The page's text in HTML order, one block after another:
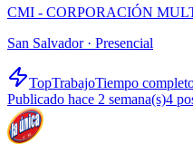
CMI - CORPORACIÓN
San Salvador · Presencial
TopTrabajoTiempo
Publicado hace 2 semana(s)4